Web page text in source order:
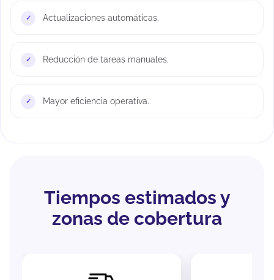
Actualizaciones automáticas.
Reducción de tareas manuales.
Mayor eficiencia operativa.
Tiempos estimados y
zonas de cobertura